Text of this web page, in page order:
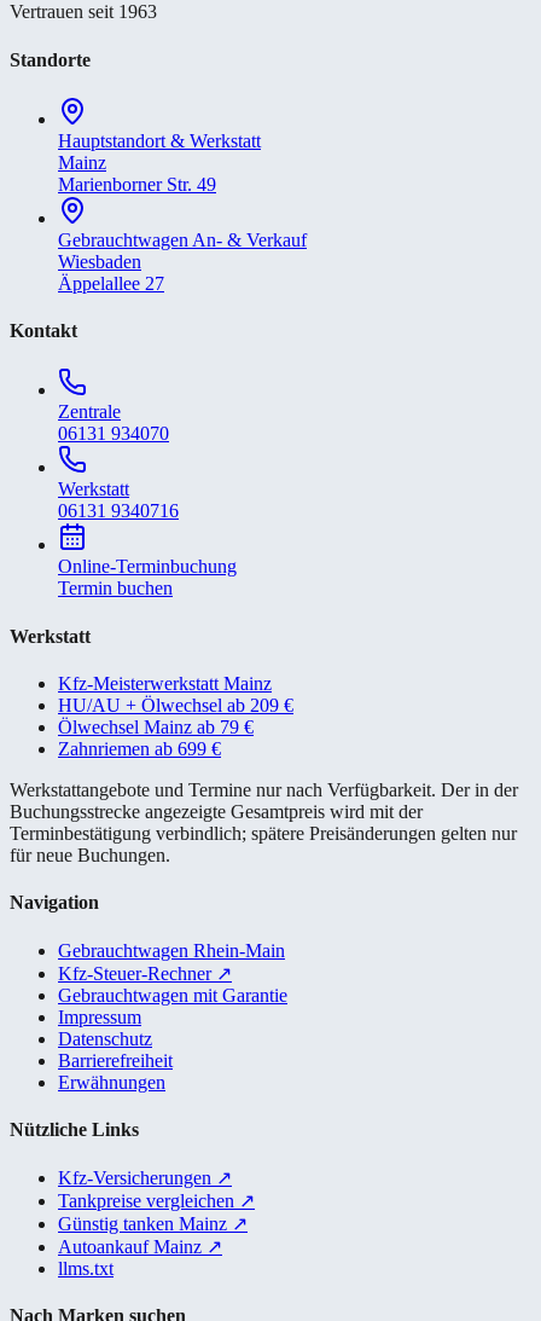
Vertrauen seit 1963
Standorte
Hauptstandort & Werkstatt
Mainz
Marienborner Str. 49
Gebrauchtwagen An- & Verkauf
Wiesbaden
Äppelallee 27
Kontakt
Zentrale
06131 934070
Werkstatt
06131 9340716
Online-Terminbuchung
Termin buchen
Werkstatt
Kfz-Meisterwerkstatt Mainz
HU/AU + Ölwechsel ab 209 €
Ölwechsel Mainz ab 79 €
Zahnriemen ab 699 €
Werkstattangebote und Termine nur nach Verfügbarkeit. Der in der
Buchungsstrecke angezeigte Gesamtpreis wird mit der
Terminbestätigung verbindlich; spätere Preisänderungen gelten nur
für neue Buchungen.
Navigation
Gebrauchtwagen Rhein-Main
Kfz-Steuer-Rechner ↗
Gebrauchtwagen mit Garantie
Impressum
Datenschutz
Barrierefreiheit
Erwähnungen
Nützliche Links
Kfz-Versicherungen ↗
Tankpreise vergleichen ↗
Günstig tanken Mainz ↗
Autoankauf Mainz ↗
llms.txt
Nach Marken suchen